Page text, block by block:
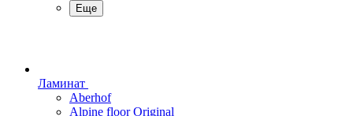
Еще
Ламинат
Aberhof
Alpine floor Original